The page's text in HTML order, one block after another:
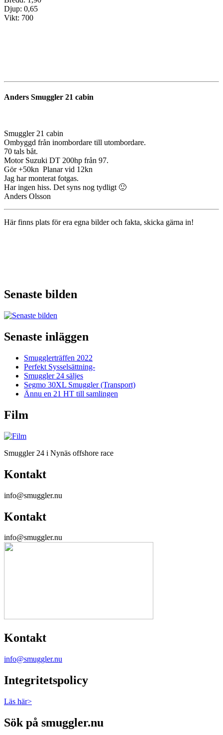
Djup: 0,65
Vikt: 700
Anders Smuggler 21 cabin
Smuggler 21 cabin
Ombyggd från inombordare till utombordare.
70 tals båt.
Motor Suzuki DT 200hp från 97.
Gör +50kn Planar vid 12kn
Jag har monterat fotgas.
Har ingen hiss. Det syns nog tydligt 🙂
Anders Olsson
Här finns plats för era egna bilder och fakta, skicka gärna in!
Senaste bilden
Senaste inläggen
Smugglerträffen 2022
Perfekt Sysselsättning-
Smuggler 24 säljes
Segmo 30XL Smuggler (Transport)
Ännu en 21 HT till samlingen
Film
Smuggler 24 i Nynäs offshore race
Kontakt
info@smuggler.nu
Kontakt
info@smuggler.nu
Kontakt
info@smuggler.nu
Integritetspolicy
Läs här>
Sök på smuggler.nu